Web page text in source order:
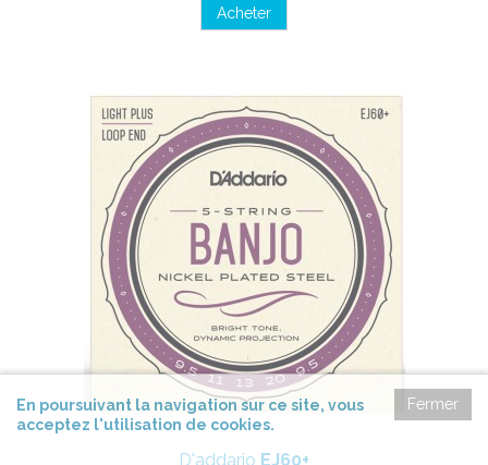
Acheter
D'addario EJ60+
Fermer
En poursuivant la navigation sur ce site, vous
acceptez l'utilisation de cookies.